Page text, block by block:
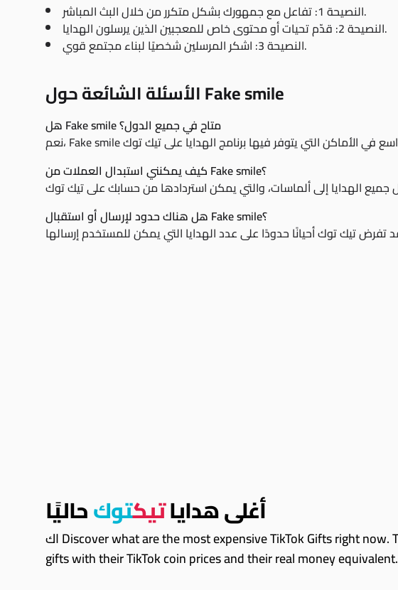
النصيحة 1: تفاعل مع جمهورك بشكل متكرر من خلال البث المباشر.
النصيحة 2: قدّم تحيات أو محتوى خاص للمعجبين الذين يرسلون الهدايا.
النصيحة 3: اشكر المرسلين شخصيًا لبناء مجتمع قوي.
الأسئلة الشائعة حول Fake smile
هل Fake smile متاح في جميع الدول؟
كيف يمكنني استبدال العملات من Fake smile؟
هل هناك حدود لإرسال أو استقبال Fake smile؟
أغلى هداياتيكتوكحاليًا
اك Discover what are the most expensive TikTok Gifts right now. These are just some of them, you can always explore Coinvertify and see all expensive TikTok
gifts with their TikTok coin prices and their real money equivalent.